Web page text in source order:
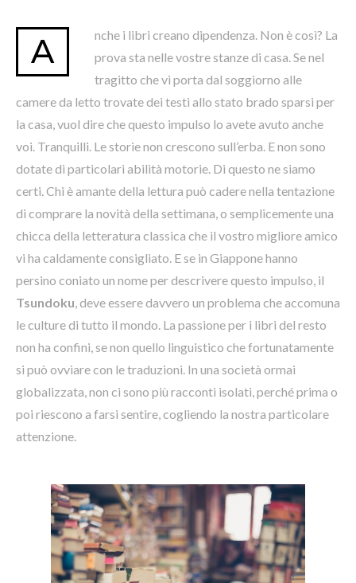
A
nche i libri creano dipendenza. Non è così? La
prova sta nelle vostre stanze di casa. Se nel
tragitto che vi porta dal soggiorno alle
camere da letto trovate dei testi allo stato brado sparsi per
la casa, vuol dire che questo impulso lo avete avuto anche
voi. Tranquilli. Le storie non crescono sull’erba. E non sono
dotate di particolari abilità motorie. Di questo ne siamo
certi. Chi è amante della lettura può cadere nella tentazione
di comprare la novità della settimana, o semplicemente una
chicca della letteratura classica che il vostro migliore amico
vi ha caldamente consigliato. E se in Giappone hanno
persino coniato un nome per descrivere questo impulso, il
Tsundoku, deve essere davvero un problema che accomuna
le culture di tutto il mondo. La passione per i libri del resto
non ha confini, se non quello linguistico che fortunatamente
si può ovviare con le traduzioni. In una società ormai
globalizzata, non ci sono più racconti isolati, perché prima o
poi riescono a farsi sentire, cogliendo la nostra particolare
attenzione.